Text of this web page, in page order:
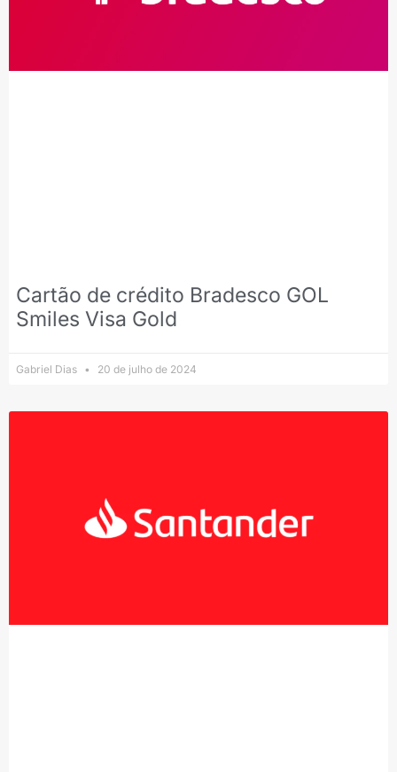
Cartão de crédito Bradesco GOL
Smiles Visa Gold
Gabriel Dias 20 de julho de 2024